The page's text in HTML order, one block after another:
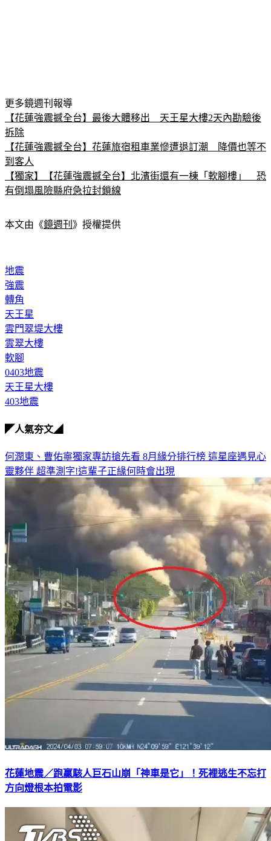
更多鏡週刊報導
【花蓮強震撼全台】最後大體移出　天王星大樓2天內勘驗後
拆除
【花蓮強震撼全台】花蓮旅宿租車業慘遭退訂潮　降價也等不
到客人
【獨家】【花蓮強震撼全台】北濱街還有一棟「軟腳樓」　恐
有倒塌風險縣府急拉封鎖線
本文由《鏡週刊 》授權提供
地震
強震
轉角
天王星
雲門翠堤大樓
雲翠大樓
軟腳
0403地震
天王星大樓
403地震
◤人氣夯文◢
何潤東、曹佑寧獨家專訪搶先看 8月緣分排行榜 這星座遇見心
靈夥伴 超準測字!這輩子正緣何時會出現
花蓮地震／跑贏駭人巨石山崩「神車是它」！死裡逃生不忘打
方向燈根本拍電影